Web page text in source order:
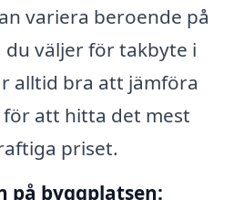
variera beroende på
väljer för takbyte i
alltid bra att jämföra
att hitta det mest
priset.
på byggplatsen: